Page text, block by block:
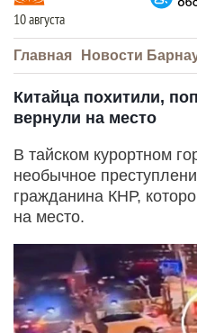
10 августа
Главная Новости
Китайца похитили,
вернули на место
В тайском курортном
необычное
гражданина КНР,
на место.